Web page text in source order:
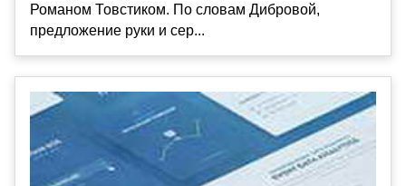
Романом Товстиком. По словам Дибровой,
предложение руки и сер...